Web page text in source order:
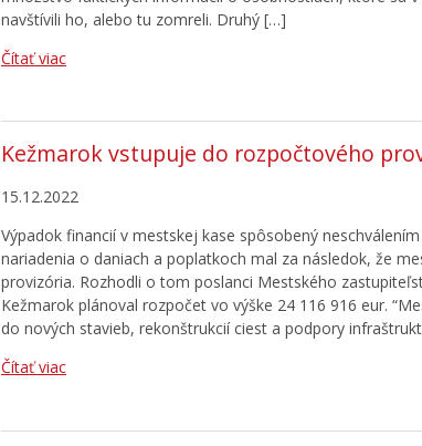
navštívili ho, alebo tu zomreli. Druhý […]
Čítať viac
Kežmarok vstupuje do rozpočtového
15.12.2022
Výpadok financií v mestskej kase spôsobený
nariadenia o daniach a poplatkoch mal za následok, že
provizória. Rozhodli o tom poslanci Mestského
Kežmarok plánoval rozpočet vo výške 24 116 916 eur.
do nových stavieb, rekonštrukcií ciest a podpory
Čítať viac